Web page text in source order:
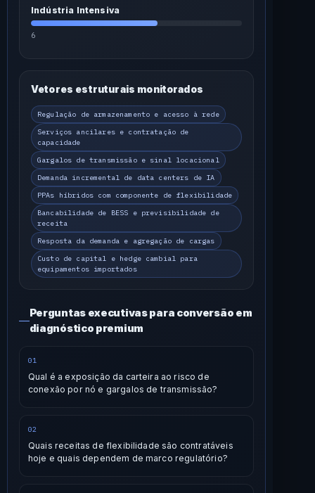
Indústria Intensiva
6
Vetores estruturais monitorados
Regulação de armazenamento e acesso à rede
Serviços ancilares e contratação de
capacidade
Gargalos de transmissão e sinal locacional
Demanda incremental de data centers de IA
PPAs híbridos com componente de flexibilidade
Bancabilidade de BESS e previsibilidade de
receita
Resposta da demanda e agregação de cargas
Custo de capital e hedge cambial para
equipamentos importados
Perguntas executivas para conversão em
diagnóstico premium
01
Qual é a exposição da carteira ao risco de
conexão por nó e gargalos de transmissão?
02
Quais receitas de flexibilidade são contratáveis
hoje e quais dependem de marco regulatório?